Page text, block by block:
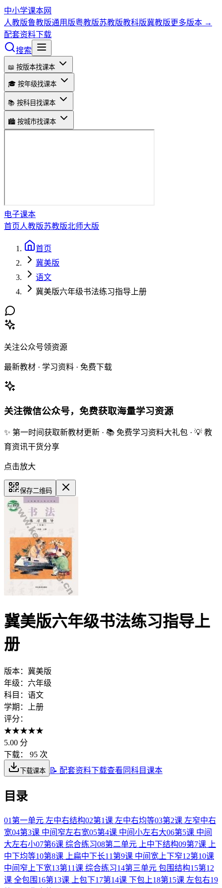
中小学课本网
人教版鲁教版通用版粤教版苏教版教科版冀教版更多版本 →
配套资料下载
搜索
📖 按版本找课本
🎓 按年级找课本
📚 按科目找课本
🏙️ 按城市找课本
电子课本
首页人教版苏教版北师大版
首页
冀美版
语文
冀美版六年级书法练习指导上册
关注公众号领资源
最新教材 · 学习资料 · 免费下载
关注微信公众号，免费获取海量学习资源
✨ 第一时间获取新教材更新 · 📚 免费学习资料大礼包 · 💡 教
育资讯干货分享
点击放大
保存二维码
冀美版六年级书法练习指导上
册
版本： 冀美版
年级： 六年级
科目： 语文
学期：
上册
评分：
★★★★★
5.00 分
下载：
95 次
下载课本 📝 配套资料下载查看同科目课本
目录
01 第一单元 左中右结构02第1课 左中右均等03第2课 左窄中右
宽04第3课 中间窄左右宽05第4课 中间小左右大06第5课 中间
大左右小07第6课 综合练习08第二单元 上中下结构09第7课 上
中下均等10第8课 上扁中下长11 第9课 中间宽上下窄12第10课
中间窄上下宽13第11课 综合练习14第三单元 包围结构15第12
课 全包围 16第13课 上包下17第14课 下包上18第15课 左包右19